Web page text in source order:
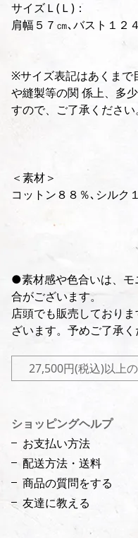
サイズＬ(Ｌ)：
肩幅５７㎝､バスト１２
※サイズ表記はあくまで
や縫製等の関 係上、多
すので、ご了承ください。
＜素材＞
コットン８８％､シルク
●素材感や色合いは、モ
合がございます。
店頭でも販売しており
ざいます。予めご了承く
27,500円(税込)以上
ショッピングヘルプ
お支払い方法
配送方法・送料
商品の質問をする
友達に教える